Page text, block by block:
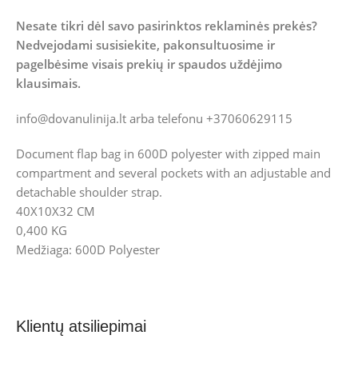
Nesate tikri dėl savo pasirinktos reklaminės prekės?
Nedvejodami susisiekite, pakonsultuosime ir
pagelbėsime visais prekių ir spaudos uždėjimo
klausimais.
info@dovanulinija.lt arba telefonu +37060629115
Document flap bag in 600D polyester with zipped main
compartment and several pockets with an adjustable and
detachable shoulder strap.
40X10X32 CM
0,400 KG
Medžiaga: 600D Polyester
Klientų atsiliepimai